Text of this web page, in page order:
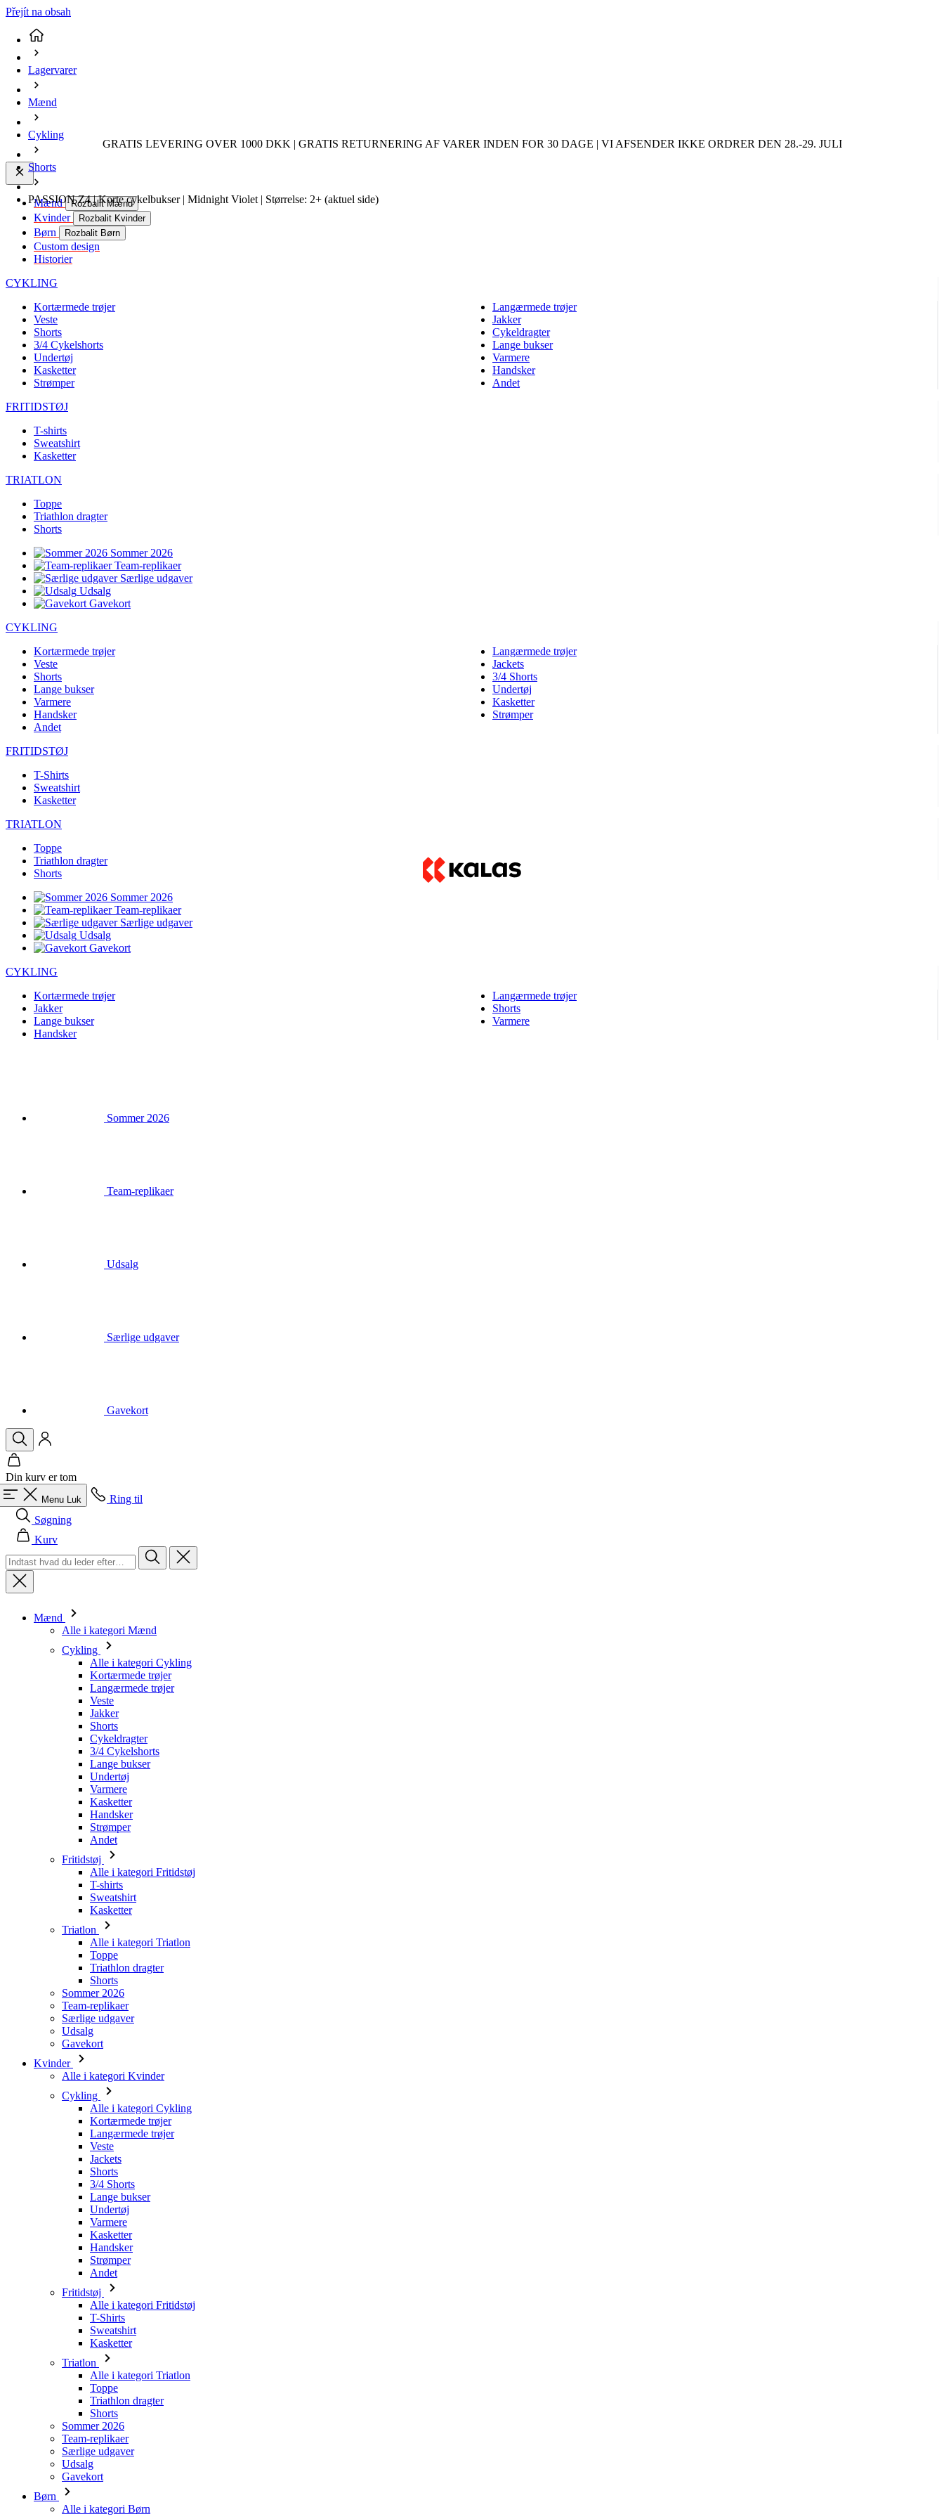
Přejít na obsah
GRATIS LEVERING OVER 1000 DKK | GRATIS RETURNERING AF VARER INDEN FOR 30 DAGE | VI AFSENDER IKKE ORDRER DEN 28.-29. JULI
Mænd Rozbalit Mænd
Kvinder Rozbalit Kvinder
Børn Rozbalit Børn
Custom design
Historier
CYKLING
Kortærmede trøjer
Langærmede trøjer
Veste
Jakker
Shorts
Cykeldragter
3/4 Cykelshorts
Lange bukser
Undertøj
Varmere
Kasketter
Handsker
Strømper
Andet
FRITIDSTØJ
T-shirts
Sweatshirt
Kasketter
TRIATLON
Toppe
Triathlon dragter
Shorts
Sommer 2026
Team-replikaer
Særlige udgaver
Udsalg
Gavekort
CYKLING
Kortærmede trøjer
Langærmede trøjer
Veste
Jackets
Shorts
3/4 Shorts
Lange bukser
Undertøj
Varmere
Kasketter
Handsker
Strømper
Andet
FRITIDSTØJ
T-Shirts
Sweatshirt
Kasketter
TRIATLON
Toppe
Triathlon dragter
Shorts
Sommer 2026
Team-replikaer
Særlige udgaver
Udsalg
Gavekort
CYKLING
Kortærmede trøjer
Langærmede trøjer
Jakker
Shorts
Lange bukser
Varmere
Handsker
Din kurv er tom
Menu
Kurv
Mænd
Alle i kategori Mænd
Langærmede trøjer
Veste
Jakker
Shorts
Cykeldragter
3/4 Cykelshorts
Lange bukser
Undertøj
Varmere
Kasketter
Handsker
Strømper
Andet
Fritidstøj
Alle i kategori Fritidstøj
T-shirts
Sweatshirt
Kasketter
Triatlon
Alle i kategori Triatlon
Toppe
Triathlon dragter
Shorts
Sommer 2026
Team-replikaer
Særlige udgaver
Udsalg
Gavekort
Kvinder
Alle i kategori Kvinder
Cykling
Alle i kategori Cykling
Langærmede trøjer
Veste
Jackets
Shorts
3/4 Shorts
Lange bukser
Undertøj
Varmere
Kasketter
Handsker
Strømper
Andet
Fritidstøj
Alle i kategori Fritidstøj
T-Shirts
Sweatshirt
Kasketter
Triatlon
Alle i kategori Triatlon
Toppe
Triathlon dragter
Shorts
Sommer 2026
Team-replikaer
Særlige udgaver
Udsalg
Gavekort
Børn
Alle i kategori Børn
Cykling
Alle i kategori Cykling
Langærmede trøjer
Lagervarer
Mænd
Cykling
Shorts
PASSION Z4 | Korte cykelbukser | Midnight Violet | Størrelse: 2+ (aktuel side)